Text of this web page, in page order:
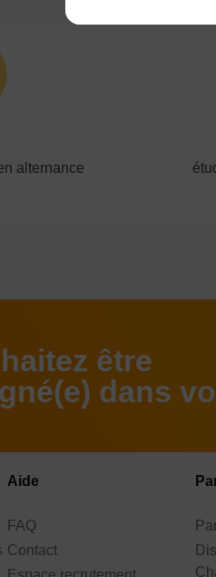
alternance
être
dans
Aide
FAQ
Contact